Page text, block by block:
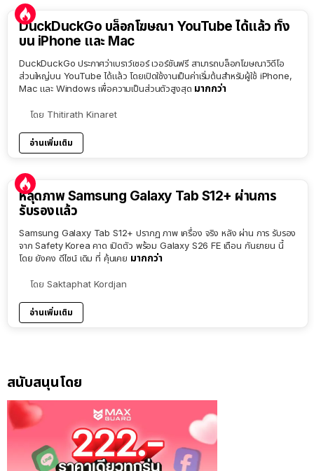
DuckDuckGo บล็อกโฆษณา YouTube ได้แล้ว ทั้ง
บน iPhone และ Mac
DuckDuckGo ประกาศว่าเบราว์เซอร์ เวอร์ชันฟรี สามารถบล็อกโฆษณาวิดีโอ
ส่วนใหญ่บน YouTube ได้แล้ว โดยเปิดใช้งานเป็นค่าเริ่มต้นสำหรับผู้ใช้ iPhone,
Mac และ Windows เพื่อความเป็นส่วนตัวสูงสุด มากกว่า
โดย Thitirath Kinaret
อ่านเพิ่มเติม
หลุดภาพ Samsung Galaxy Tab S12+ ผ่านการ
รับรองแล้ว
Samsung Galaxy Tab S12+ ปรากฏ ภาพ เครื่อง จริง หลัง ผ่าน การ รับรอง
จาก Safety Korea คาด เปิดตัว พร้อม Galaxy S26 FE เดือน กันยายน นี้
โดย ยังคง ดีไซน์ เดิม ที่ คุ้นเคย มากกว่า
โดย Saktaphat Kordjan
อ่านเพิ่มเติม
สนับสนุนโดย